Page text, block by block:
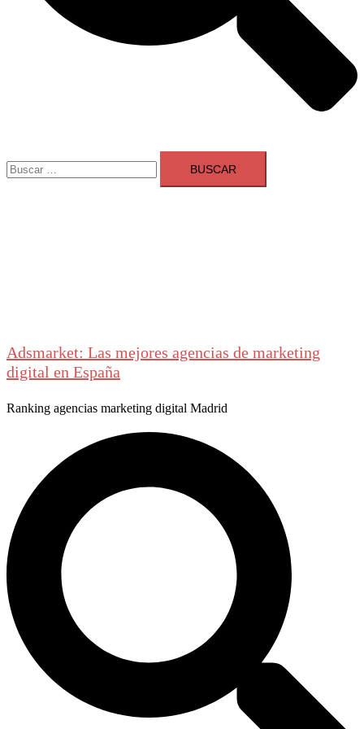
Buscar:
Adsmarket: Las mejores agencias de marketing
digital en España
Ranking agencias marketing digital Madrid